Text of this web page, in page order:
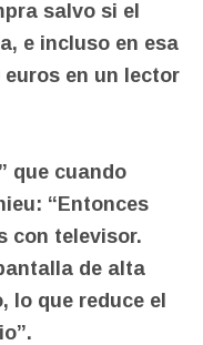
salvo si el
e incluso en esa
en un lector
que cuando
“Entonces
con televisor.
de alta
lo que reduce el